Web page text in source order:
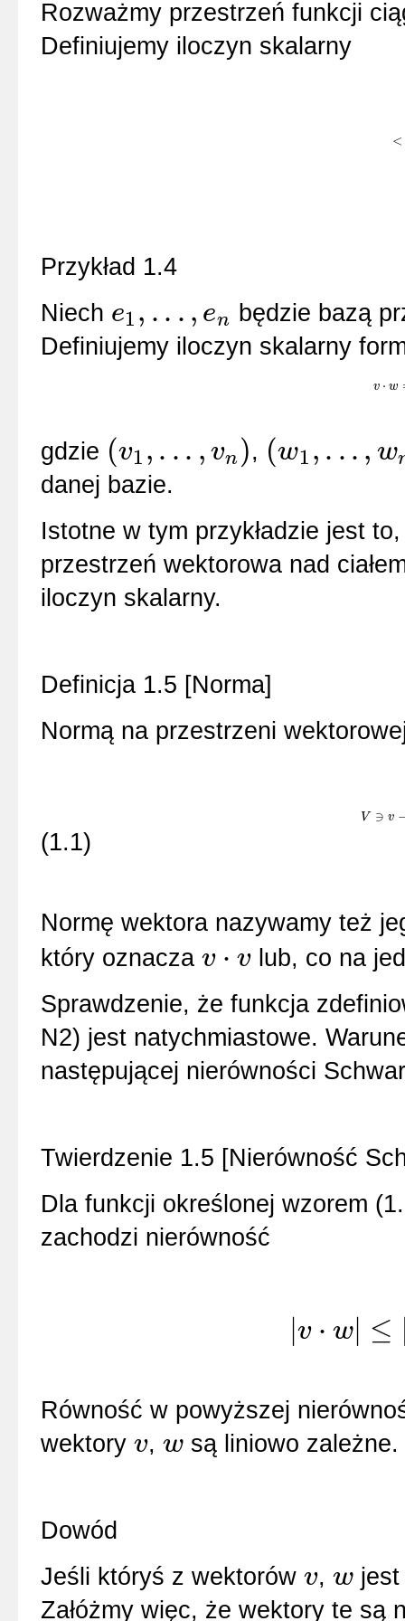
Rozważmy przestrzeń funkcji
Definiujemy iloczyn skalarny
<
<f,
Przykład 1.4
Niech e1 , . . . , en
e1 e
będzie bazą
Definiujemy iloczyn skalarny
v ⋅ w
v⋅ w=v
gdzie (v1 , . . . , vn)
(v 1,... ,v ) , (w1 , . . . , w
(w 1,..., w )
danej bazie.
Istotne w tym przykładzie jest
przestrzeń wektorowa nad
iloczyn skalarny.
Definicja 1.5 [Norma]
Normą na przestrzeni
V ∋ v
V∋v⟶ ‖
(1.1)
Normę wektora nazywamy też
który oznacza v ⋅ v
v⋅v
lub, co na
Sprawdzenie, że funkcja
N2) jest natychmiastowe.
następującej nierówności
Twierdzenie 1.5 [Nierówność
Dla funkcji określonej wzorem
zachodzi nierówność
v ⋅ w ≤
⋅w| ‖v ‖w‖.
Równość w powyższej
wektory v
v ,w
w są liniowo zależne.
Dowód
Jeśli któryś z wektorów v
v ,w
w
Załóżmy więc, że wektory te są